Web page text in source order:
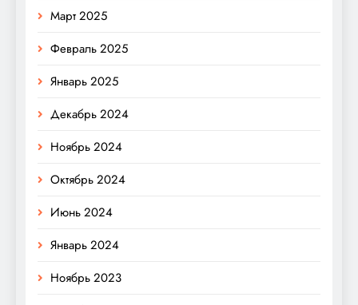
Март 2025
Февраль 2025
Январь 2025
Декабрь 2024
Ноябрь 2024
Октябрь 2024
Июнь 2024
Январь 2024
Ноябрь 2023